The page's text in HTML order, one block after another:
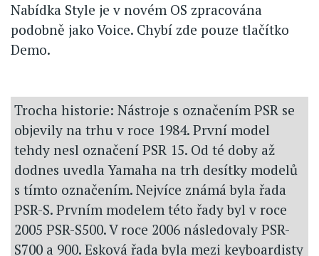
Nabídka Style je v novém OS zpracována
podobně jako Voice. Chybí zde pouze tlačítko
Demo.
Trocha historie: Nástroje s označením PSR se
objevily na trhu v roce 1984. První model
tehdy nesl označení PSR 15. Od té doby až
dodnes uvedla Yamaha na trh desítky modelů
s tímto označením. Nejvíce známá byla řada
PSR-S. Prvním modelem této řady byl v roce
2005 PSR-S500. V roce 2006 následovaly PSR-
S700 a 900. Esková řada byla mezi keyboardisty